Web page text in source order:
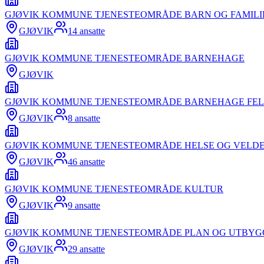
GJØVIK KOMMUNE TJENESTEOMRÅDE BARN OG
GJØVIK
14 ansatte
GJØVIK KOMMUNE TJENESTEOMRÅDE BARNEHAGE
GJØVIK
GJØVIK KOMMUNE TJENESTEOMRÅDE BARNEHAGE
GJØVIK
8 ansatte
GJØVIK KOMMUNE TJENESTEOMRÅDE HELSE OG
GJØVIK
46 ansatte
GJØVIK KOMMUNE TJENESTEOMRÅDE KULTUR
GJØVIK
9 ansatte
GJØVIK KOMMUNE TJENESTEOMRÅDE PLAN OG
GJØVIK
29 ansatte